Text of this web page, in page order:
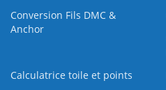
Conversion Fils DMC &
Anchor
Calculatrice toile et points